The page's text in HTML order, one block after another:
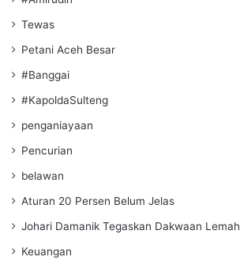
Tewas
Petani Aceh Besar
#Banggai
#KapoldaSulteng
penganiayaan
Pencurian
belawan
Aturan 20 Persen Belum Jelas
Johari Damanik Tegaskan Dakwaan Lemah
Keuangan